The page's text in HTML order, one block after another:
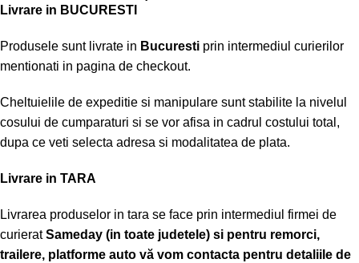
Livrare in BUCURESTI
Produsele sunt livrate in Bucuresti prin intermediul curierilor
mentionati in pagina de checkout.
Cheltuielile de expeditie si manipulare sunt stabilite la nivelul
cosului de cumparaturi si se vor afisa in cadrul costului total,
dupa ce veti selecta adresa si modalitatea de plata.
Livrare in TARA
Livrarea produselor in tara se face prin intermediul firmei de
curieratSameday (in toate judetele) si pentru remorci,
trailere, platforme auto vă vom contacta pentru detaliile de